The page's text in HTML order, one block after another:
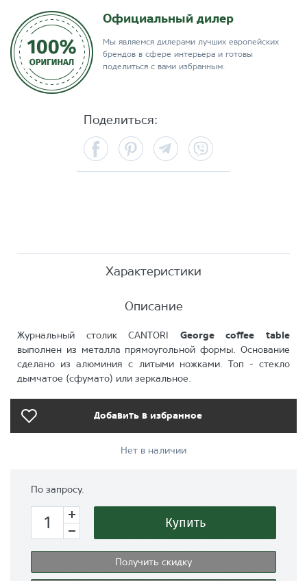
Официальный дилер
Мы являемся дилерами лучших европейских
брендов в сфере интерьера и готовы
поделиться с вами избранным.
Поделиться:
FacebookPinterest Telegram
Характеристики
Описание
Журнальный столик CANTORI George coffee table
выполнен из металла прямоугольной формы. Основание
сделано из алюминия с литыми ножками. Топ - стекло
дымчатое (сфумато) или зеркальное.
Добавить в избранное
Нет в наличии
По запросу.
Купить
Получить скидку